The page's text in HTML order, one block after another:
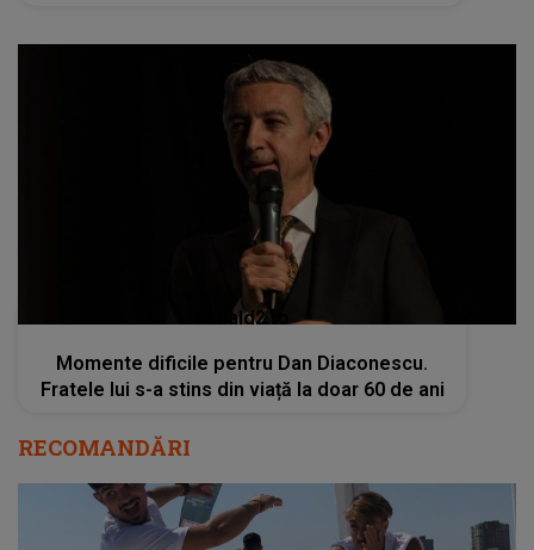
kanald2.ro
Momente dificile pentru Dan Diaconescu.
Fratele lui s-a stins din viață la doar 60 de ani
RECOMANDĂRI